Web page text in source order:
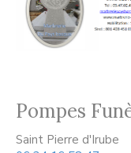
Pompes
Saint Pierre d'Irube